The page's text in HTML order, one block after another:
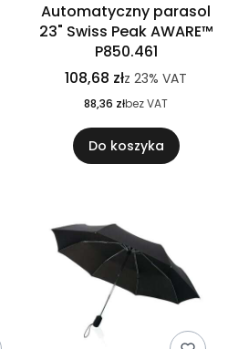
Automatyczny parasol
23" Swiss Peak AWARE™
P850.461
108,68 złz 23% VAT
88,36 złbez VAT
Do koszyka